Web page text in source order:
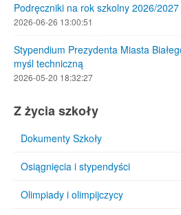
Podręczniki na rok szkolny 2026/2027
2026-06-26 13:00:51
Stypendium Prezydenta Miasta
myśl techniczną
2026-05-20 18:32:27
Z życia szkoły
Dokumenty Szkoły
Osiągnięcia i stypendyści
Olimpiady i olimpijczycy